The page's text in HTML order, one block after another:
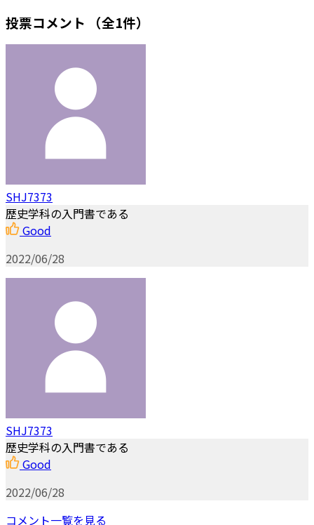
投票コメント （全1件）
SHJ7373
歴史学科の入門書である
Good
2022/06/28
SHJ7373
歴史学科の入門書である
Good
2022/06/28
コメント一覧を見る